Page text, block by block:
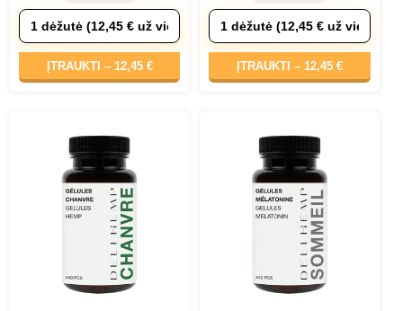
ĮTRAUKTI – 12,45 € ĮTRAUKTI –12,45 €